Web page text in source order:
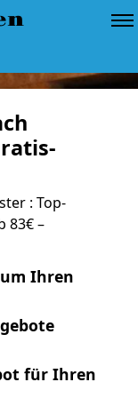
: Top-
83€ –
Ihren
für Ihren